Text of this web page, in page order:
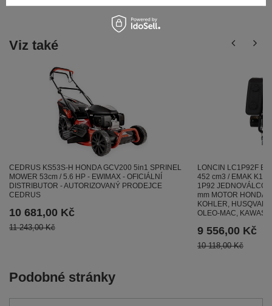
Viz také
CEDRUS KS53S-H HONDA GCV200 5in1 SPRINEL
MOWER 53cm / 5.6 HP - EWIMAX - OFICIÁLNÍ
DISTRIBUTOR - AUTORIZOVANÝ PRODEJCE
CEDRUS
10 681,00 Kč
11 243,00 Kč
LONCIN LC1P92F
452 cm3 / EMAK
1P92
mm MOTOR HONDA
KOHLER,
OLEO-MAC,
9 556,00 Kč
10 118,00 Kč
Podobné stránky